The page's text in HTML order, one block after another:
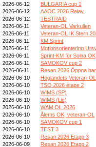
2026-06-12
BULGARIA cup 1
2026-06-12
AAOC 2026 Relay
2026-06-12
TESTRAID
2026-06-11
Veteran-OL Varkullen
2026-06-11
Veteran-OL IK Stern
2026-06-11
KM Sprint
2026-06-11
Motionsorientering
2026-06-11
Sprint-KM för Solna OK
2026-06-11
SAMOKOV cup 2
2026-06-11
Resan 2026 Öppna
2026-06-10
Höglandets Veteran-
2026-06-10
TSQ 2026 étape 2
2026-06-10
WIMS (SP)
2026-06-10
WIMS (Lic)
2026-06-10
WAM OL 2026
2026-06-10
Ålems OK, veteran-OL
2026-06-10
SAMOKOV cup 1
2026-06-10
TEST 3
2026-06-10
Resan 2026 Etapp 3
2026-06-09
Resan 2026 Etapp 2